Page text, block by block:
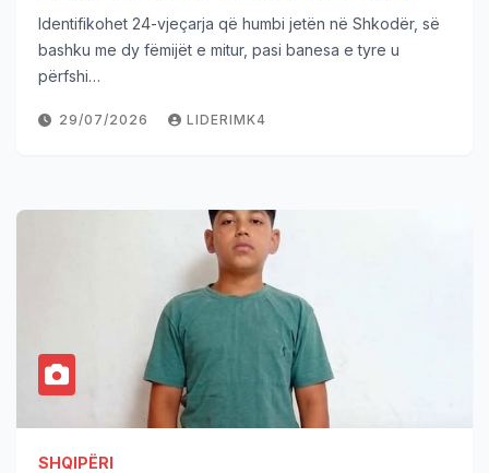
Identifikohet 24-vjeçarja që humbi jetën në Shkodër, së
bashku me dy fëmijët e mitur, pasi banesa e tyre u
përfshi…
29/07/2026 LIDERIMK4
SHQIPËRI